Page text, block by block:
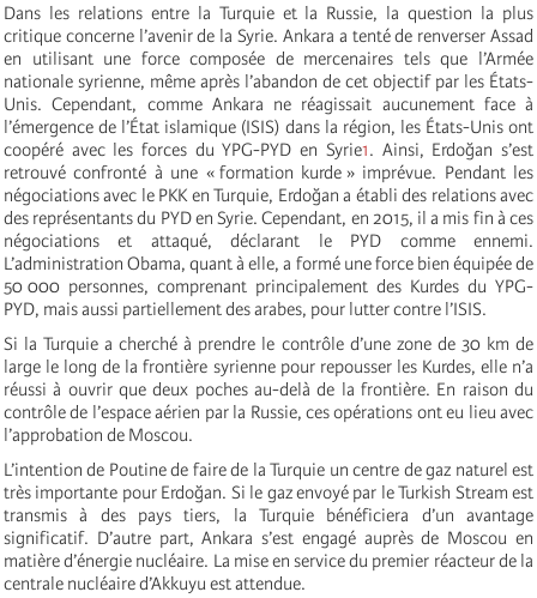
Dans les relations entre la Turquie et la Russie, la question la plus
critique concerne l’avenir de la Syrie. Ankara a tenté de renverser Assad
en utilisant une force composée de mercenaires tels que l’Armée
nationale syrienne, même après l’abandon de cet objectif par les États-
Unis. Cependant, comme Ankara ne réagissait aucunement face à
l’émergence de l’État islamique (ISIS) dans la région, les États-Unis ont
coopéré avec les forces du YPG-PYD en Syrie1. Ainsi, Erdoğan s’est
retrouvé confronté à une « formation kurde » imprévue. Pendant les
négociations avec le PKK en Turquie, Erdoğan a établi des relations avec
des représentants du PYD en Syrie. Cependant, en 2015, il a mis fin à ces
négociations et attaqué, déclarant le PYD comme ennemi.
L’administration Obama, quant à elle, a formé une force bien équipée de
50 000 personnes, comprenant principalement des Kurdes du YPG-
PYD, mais aussi partiellement des arabes, pour lutter contre l’ISIS.
Si la Turquie a cherché à prendre le contrôle d’une zone de 30 km de
large le long de la frontière syrienne pour repousser les Kurdes, elle n’a
réussi à ouvrir que deux poches au-delà de la frontière. En raison du
contrôle de l’espace aérien par la Russie, ces opérations ont eu lieu avec
l’approbation de Moscou.
L’intention de Poutine de faire de la Turquie un centre de gaz naturel est
très importante pour Erdoğan. Si le gaz envoyé par le Turkish Stream est
transmis à des pays tiers, la Turquie bénéficiera d’un avantage
significatif. D’autre part, Ankara s’est engagé auprès de Moscou en
matière d’énergie nucléaire. La mise en service du premier réacteur de la
centrale nucléaire d’Akkuyu est attendue.